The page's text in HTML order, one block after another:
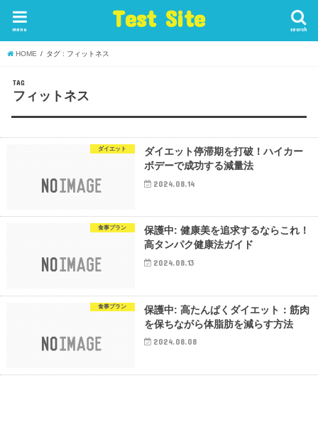
Test Site search
menu
HOME タグ : フィットネス
TAG
フィットネス
ダイエット
ダイエット停滞期を打破！ハイカー
ボデーで成功する減量法
2024.08.14
食事プラン
保護中: 健康美を追求するならこれ！
高タンパク健康法ガイド
2024.08.13
食事プラン
保護中: 高たんぱくダイエット：筋肉
を保ちながら体脂肪を減らす方法
2024.08.08